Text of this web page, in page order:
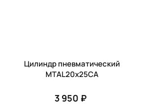
Цилиндр пневматический
MTAL20x25CA
3 950 ₽